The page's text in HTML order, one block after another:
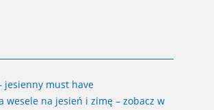
jesienny must have
wesele na jesień i zimę – zobacz w